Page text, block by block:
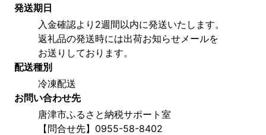
発送期日
入金確認より2週間以内に発送いたします。
返礼品の発送時には出荷お知らせメールを
お送りしております。
配送種別
冷凍配送
お問い合わせ先
唐津市ふるさと納税サポート室
【問合せ先】0955-58-8402